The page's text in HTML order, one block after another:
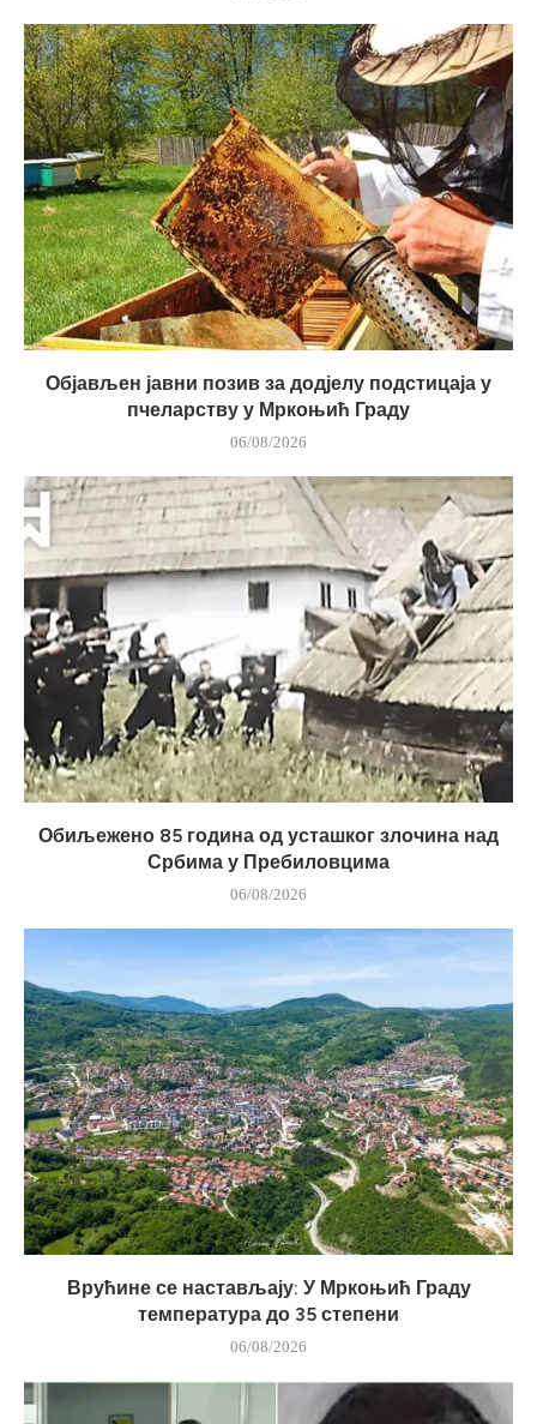
Објављен јавни позив за додјелу подстицаја у
пчеларству у Мркоњић Граду
06/08/2026
Обиљежено 85 година од усташког злочина над
Србима у Пребиловцима
06/08/2026
Врућине се настављају: У Мркоњић Граду
температура до 35 степени
06/08/2026